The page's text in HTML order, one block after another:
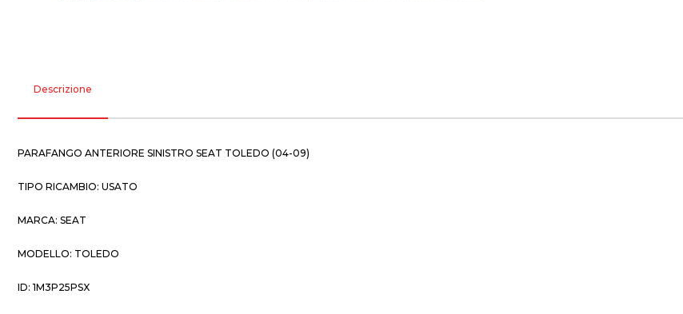
Descrizione
PARAFANGO ANTERIORE SINISTRO SEAT TOLEDO (04-09)
TIPO RICAMBIO: USATO
MARCA: SEAT
MODELLO: TOLEDO
ID: 1M3P25PSX